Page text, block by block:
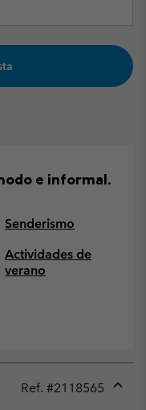
e informal.
Senderismo
Actividades de
verano
Ref. #2118565